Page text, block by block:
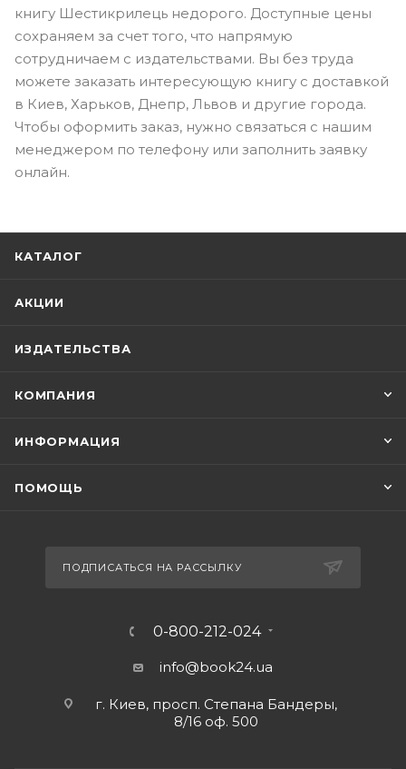
книгу Шестикрилець недорого. Доступные цены
сохраняем за счет того, что напрямую
сотрудничаем с издательствами. Вы без труда
можете заказать интересующую книгу с доставкой
в Киев, Харьков, Днепр, Львов и другие города.
Чтобы оформить заказ, нужно связаться с нашим
менеджером по телефону или заполнить заявку
онлайн.
КАТАЛОГ
АКЦИИ
ИЗДАТЕЛЬСТВА
КОМПАНИЯ
ИНФОРМАЦИЯ
ПОМОЩЬ
ПОДПИСАТЬСЯ НА РАССЫЛКУ
0-800-212-024
info@book24.ua
г. Киев, просп. Степана Бандеры,
8/16 оф. 500